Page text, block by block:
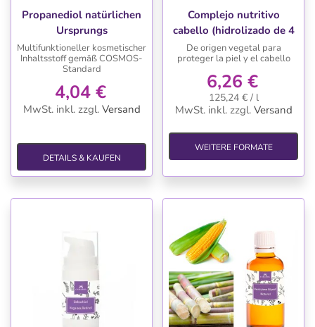
Propanediol natürlichen
Ursprungs
Multifunktioneller kosmetischer
Inhaltsstoff gemäß COSMOS-
Standard
4,04 €
MwSt. inkl. zzgl. Versand
DETAILS & KAUFEN
Complejo nutritivo
cabello (hidrolizado de 4
proteinas vegetales)
De origen vegetal para
proteger la piel y el cabello
6,26 €
125,24 € / l
MwSt. inkl. zzgl. Versand
WEITERE FORMATE